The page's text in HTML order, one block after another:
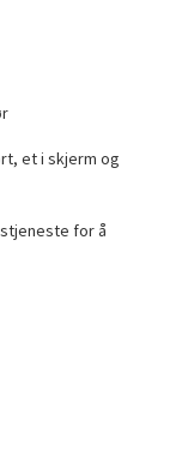
et i skjerm og
for å